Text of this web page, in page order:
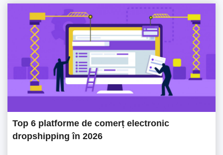
Top 6 platforme de comerț electronic
dropshipping în 2026